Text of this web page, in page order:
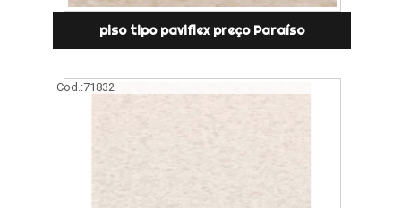
piso tipo paviflex preço Paraíso
Cod.:71832